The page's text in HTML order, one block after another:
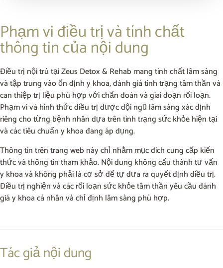
Phạm vi điều trị và tính chất
thông tin của nội dung
Điều trị nội trú tại Zeus Detox & Rehab mang tính chất lâm sàng
và tập trung vào ổn định y khoa, đánh giá tình trạng tâm thần và
can thiệp trị liệu phù hợp với chẩn đoán và giai đoạn rối loạn.
Phạm vi và hình thức điều trị được đội ngũ lâm sàng xác định
riêng cho từng bệnh nhân dựa trên tình trạng sức khỏe hiện tại
và các tiêu chuẩn y khoa đang áp dụng.
Thông tin trên trang web này chỉ nhằm mục đích cung cấp kiến
thức và thông tin tham khảo. Nội dung không cấu thành tư vấn
y khoa và không phải là cơ sở để tự đưa ra quyết định điều trị.
Điều trị nghiện và các rối loạn sức khỏe tâm thần yêu cầu đánh
giá y khoa cá nhân và chỉ định lâm sàng phù hợp.
Tác giả nội dung